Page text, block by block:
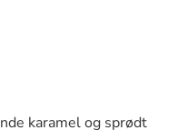
karamel og sprødt